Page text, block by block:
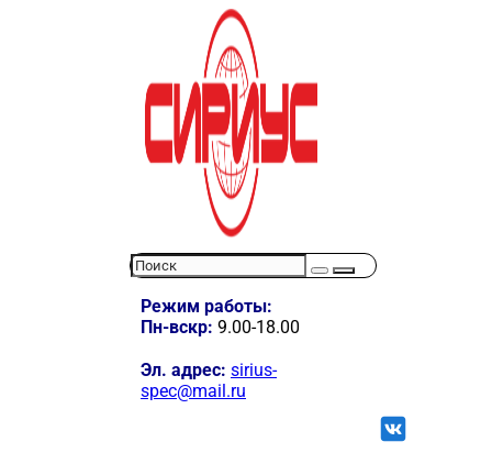
Режим работы:
Пн-вскр: 9.00-18.00
Эл. адрес: sirius-
spec@mail.ru